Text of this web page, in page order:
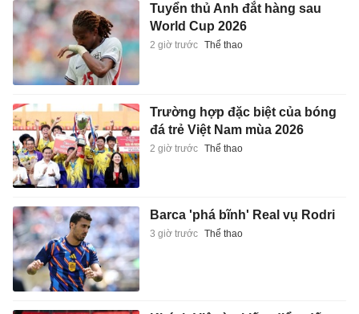
Tuyển thủ Anh đắt hàng sau
World Cup 2026
2 giờ trước Thể thao
Trường hợp đặc biệt của bóng
đá trẻ Việt Nam mùa 2026
2 giờ trước Thể thao
Barca 'phá bĩnh' Real vụ Rodri
3 giờ trước Thể thao